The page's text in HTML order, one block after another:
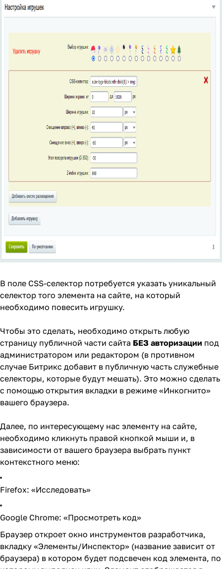
В поле CSS-селектор потребуется указать уникальный
селектор того элемента на сайте, на который
необходимо повесить игрушку.
Чтобы это сделать, необходимо открыть любую
страницу публичной части сайта БЕЗ авторизации под
администратором или редактором (в противном
случае Битрикс добавит в публичную часть служебные
селекторы, которые будут мешать). Это можно сделать
с помощью открытия вкладки в режиме «Инкогнито»
вашего браузера.
Далее, по интересующему нас элементу на сайте,
необходимо кликнуть правой кнопкой мыши и, в
зависимости от вашего браузера выбрать пункт
контекстного меню:
Firefox: «Исследовать»
Google Chrome: «Просмотреть код»
Браузер откроет окно инструментов разработчика,
вкладку «Элементы/Инспектор» (название зависит от
браузера) в котором будет подсвечен код элемента, по